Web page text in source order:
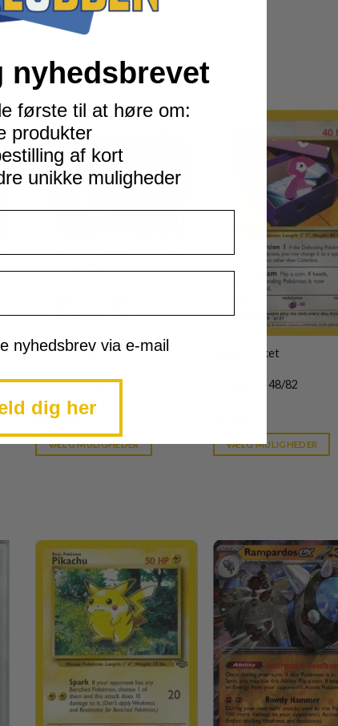
Team Rocket
Eevee - 55/82
kr.10,00Current
is:
kr. 39,95.
VÆLG MULIGHEDER
Team Rocket
Porygon - 48/82
kr. 39,95.
VÆLG MULIGHEDER
nyhedsbrevet
første til at høre om:
produkter
af kort
unikke muligheder
nyhedsbrev via e-mail
dig her